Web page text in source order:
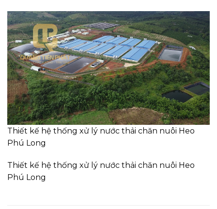
Thiết kế hệ thống xử lý nước thải chăn nuôi Heo
Phú Long
Thiết kế hệ thống xử lý nước thải chăn nuôi Heo
Phú Long